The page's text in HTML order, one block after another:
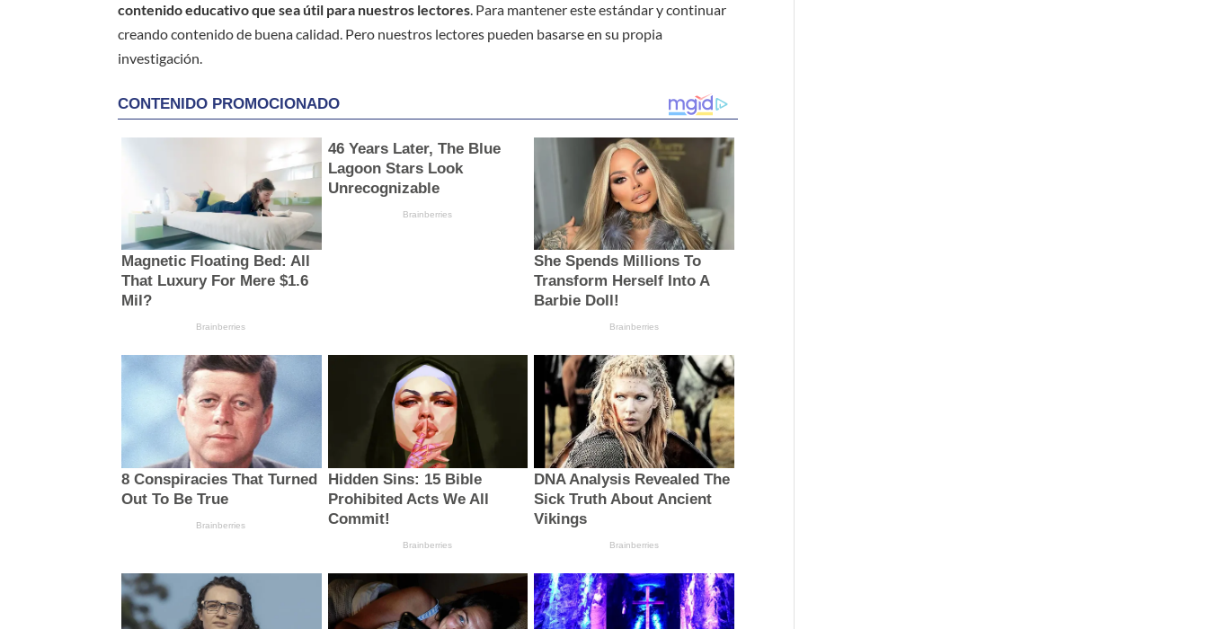
contenido educativo que sea útil para nuestros lectores. Para mantener este estándar y continuar
creando contenido de buena calidad. Pero nuestros lectores pueden basarse en su propia
investigación.